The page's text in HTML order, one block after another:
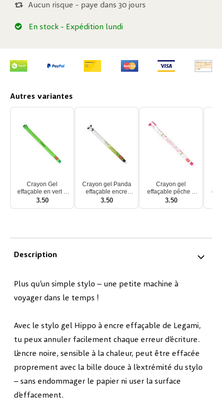
Aucun risque - paye dans 30 jours
En stock - Expédition lundi
Autres variantes
Crayon Gel
effaçable en vert à
encre verte
3.50
Crayon gel Panda
effaçable encre
noire
3.50
Crayon gel
effaçable pêche à
l'encre d'unicorn
3.50
Description
Plus qu’un simple stylo – une petite machine à
voyager dans le temps !
Avec le stylo gel Hippo à encre effaçable de Legami,
tu peux annuler facilement chaque erreur d’écriture.
L’encre noire, sensible à la chaleur, peut être effacée
proprement avec la bille douce à l’extrémité du stylo
– sans endommager le papier ni user la surface
d’effacement.